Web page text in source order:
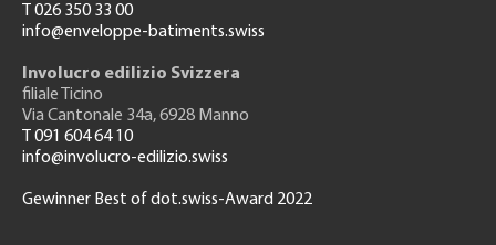
T 026 350 33 00
info@enveloppe-batiments.swiss
Involucro edilizio Svizzera
filiale Ticino
Via Cantonale 34a, 6928 Manno
T 091 604 64 10
info@involucro-edilizio.swiss
Gewinner Best of dot.swiss-Award 2022